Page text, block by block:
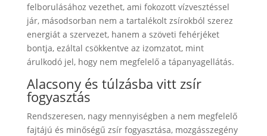
felborulásához vezethet, ami fokozott vízvesztéssel
jár, másodsorban nem a tartalékolt zsírokból szerez
energiát a szervezet, hanem a szöveti fehérjéket
bontja, ezáltal csökkentve az izomzatot, mint
árulkodó jel, hogy nem megfelelő a tápanyagellátás.
Alacsony és túlzásba vitt zsír
fogyasztás
Rendszeresen, nagy mennyiségben a nem megfelelő
fajtájú és minőségű zsír fogyasztása, mozgásszegény